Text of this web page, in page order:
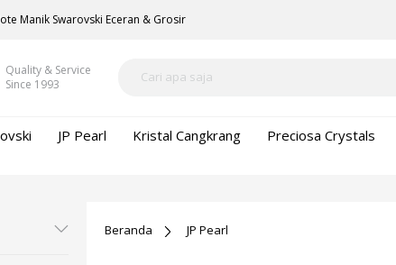
Manik Swarovski Eceran & Grosir
Quality & Service
Since 1993
JP Pearl Kristal Cangkrang Preciosa Crystals
Beranda JP Pearl